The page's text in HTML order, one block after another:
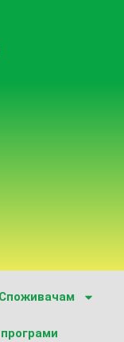
Споживачам
програми